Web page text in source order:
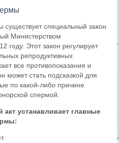
существует специальный закон
Министерством
году. Этот закон регулирует
репродуктивных
все противопоказания и
может стать подсказкой для
по какой-либо причине
спермой.
устанавливает главные